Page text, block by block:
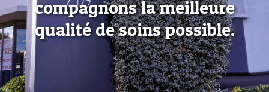
compagnons la meilleure
qualité de soins possible.